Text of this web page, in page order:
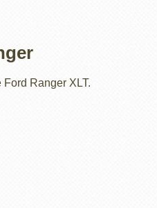
Ranger XLT.